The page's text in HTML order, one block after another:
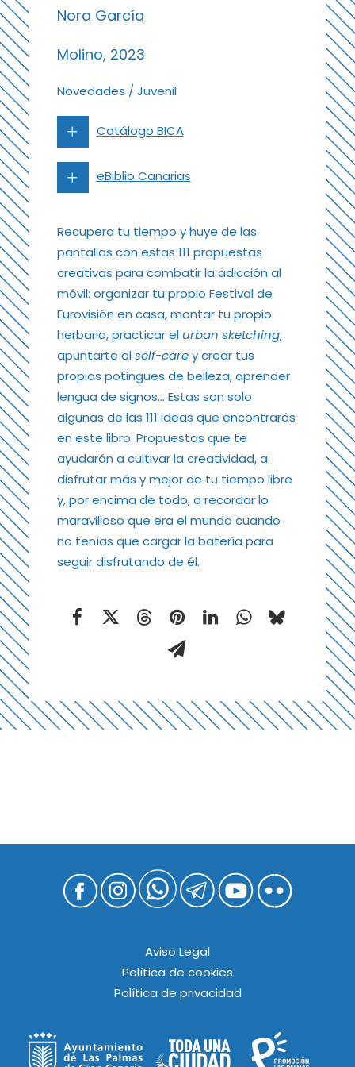
Nora García
Molino, 2023
Novedades / Juvenil
Catálogo BICA
eBiblio Canarias
Recupera tu tiempo y huye de las
pantallas con estas 111 propuestas
creativas para combatir la adicción al
móvil: organizar tu propio Festival de
Eurovisión en casa, montar tu propio
herbario, practicar elurban sketching,
apuntarte alself-carey crear tus
propios potingues de belleza, aprender
lengua de signos… Estas son solo
algunas de las 111 ideas que encontrarás
en este libro. Propuestas que te
ayudarán a cultivar la creatividad, a
disfrutar más y mejor de tu tiempo libre
y, por encima de todo, a recordar lo
maravilloso que era el mundo cuando
no tenías que cargar la batería para
seguir disfrutando de él.
Aviso Legal
Política de cookies
Política de privacidad